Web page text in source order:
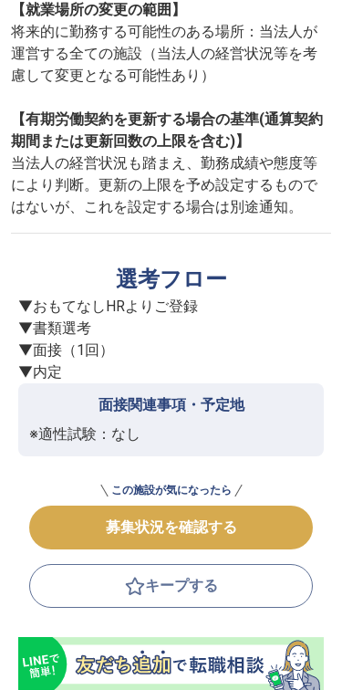
【就業場所の変更の範囲】
将来的に勤務する可能性のある場所：当法人が
運営する全ての施設（当法人の経営状況等を考
慮して変更となる可能性あり）
【有期労働契約を更新する場合の基準(通算契約
期間または更新回数の上限を含む)】
当法人の経営状況も踏まえ、勤務成績や態度等
により判断。更新の上限を予め設定するもので
はないが、これを設定する場合は別途通知。
選考フロー
▼おもてなしHRよりご登録
▼書類選考
▼面接（1回）
▼内定
面接関連事項・予定地
※適性試験：なし
この施設が気になったら
募集状況を確認する
キープする